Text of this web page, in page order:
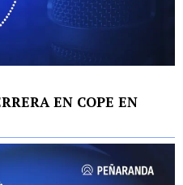
EN COPE EN